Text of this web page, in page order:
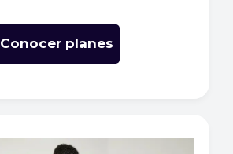
Conocer planes